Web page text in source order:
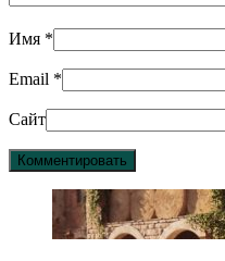
Имя *
Email *
Сайт